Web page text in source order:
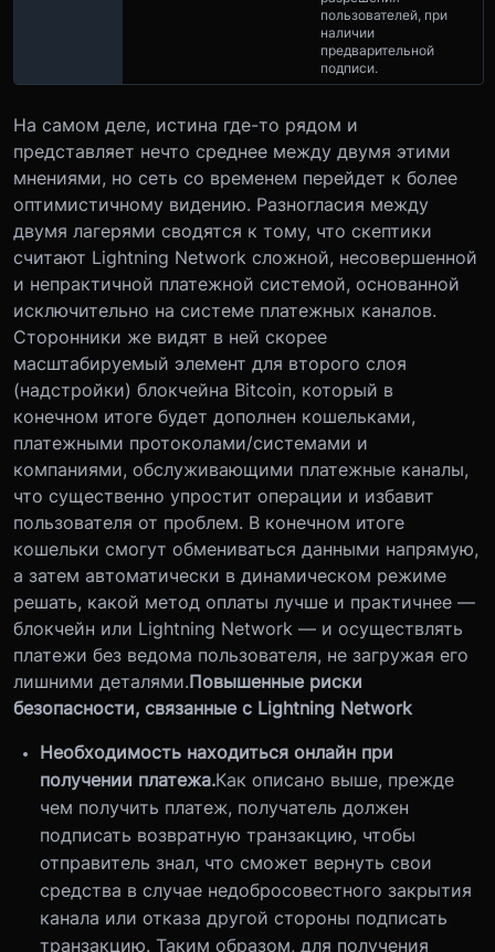
пользователей, при
наличии
предварительной
подписи.
На самом деле, истина где-то рядом и
представляет нечто среднее между двумя этими
мнениями, но сеть со временем перейдет к более
оптимистичному видению. Разногласия между
двумя лагерями сводятся к тому, что скептики
считают Lightning Network сложной, несовершенной
и непрактичной платежной системой, основанной
исключительно на системе платежных каналов.
Сторонники же видят в ней скорее
масштабируемый элемент для второго слоя
(надстройки) блокчейна Bitcoin, который в
конечном итоге будет дополнен кошельками,
платежными протоколами/системами и
компаниями, обслуживающими платежные каналы,
что существенно упростит операции и избавит
пользователя от проблем. В конечном итоге
кошельки смогут обмениваться данными напрямую,
а затем автоматически в динамическом режиме
решать, какой метод оплаты лучше и практичнее —
блокчейн или Lightning Network — и осуществлять
платежи без ведома пользователя, не загружая его
лишними деталями.Повышенные риски
безопасности, связанные с Lightning Network
Необходимость находиться онлайн при
получении платежа.Как описано выше, прежде
чем получить платеж, получатель должен
подписать возвратную транзакцию, чтобы
отправитель знал, что сможет вернуть свои
средства в случае недобросовестного закрытия
канала или отказа другой стороны подписать
транзакцию. Таким образом, для получения